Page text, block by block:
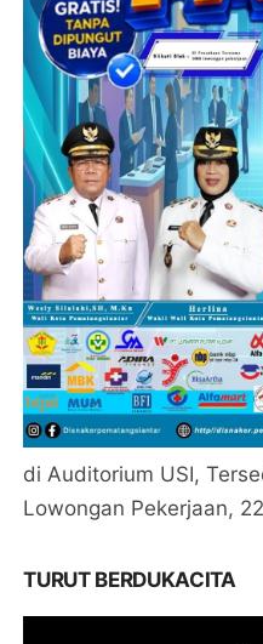
di Auditorium USI,
Lowongan Pekerjaan,
TURUT BERDUKACITA